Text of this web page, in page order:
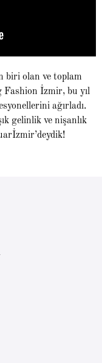
biri olan ve toplam
İzmir, bu yıl
ağırladı.
gelinlik ve nişanlık